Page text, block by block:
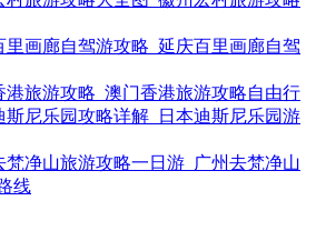
里画廊自驾游攻略_延庆百里画廊自驾
港旅游攻略_澳门香港旅游攻略自由行
斯尼乐园攻略详解_日本迪斯尼乐园游
梵净山旅游攻略一日游_广州去梵净山
线